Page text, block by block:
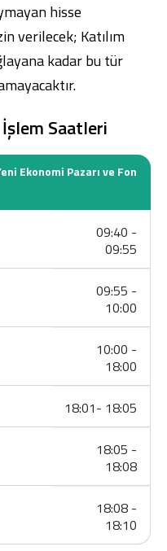
hisse
verilecek; Katılım
kadar bu tür
Saatleri
Ekonomi Pazarı ve Fon
09:40 -
09:55
09:55 -
10:00
10:00 -
18:00
18:01- 18:05
18:05 -
18:08
18:08 -
18:10